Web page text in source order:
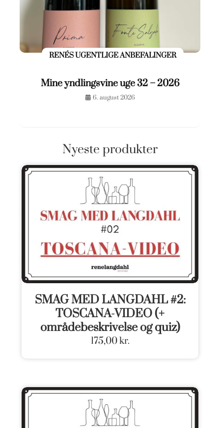
RENÉS UGENTLIGE ANBEFALINGER
Mine yndlingsvine uge 32 – 2026
6. august 2026
Nyeste produkter
SMAG MED LANGDAHL #2:
TOSCANA-VIDEO (+
områdebeskrivelse og quiz)
175,00kr.